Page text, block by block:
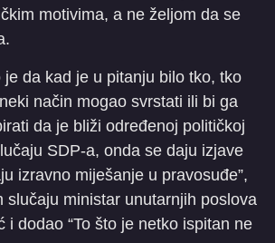
motivima, a ne željom da se
je da kad je u pitanju bilo tko, tko
način mogao svrstati ili bi ga
da je bliži određenoj političkoj
SDP-a, onda se daju izjave
izravno miješanje u pravosuđe”,
slučaju ministar unutarnjih poslova
i dodao “To što je netko ispitan ne